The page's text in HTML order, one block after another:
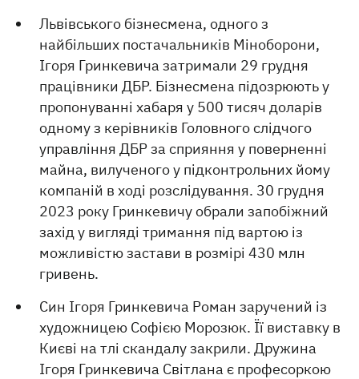
Львівського бізнесмена, одного з
найбільших постачальників Міноборони,
Ігоря Гринкевича затримали 29 грудня
працівники ДБР. Бізнесмена підозрюють у
пропонуванні хабаря у 500 тисяч доларів
одному з керівників Головного слідчого
управління ДБР за сприяння у поверненні
майна, вилученого у підконтрольних йому
компаній в ході розслідування. 30 грудня
2023 року Гринкевичу обрали запобіжний
захід у вигляді тримання під вартою із
можливістю застави в розмірі 430 млн
гривень.
Син Ігоря Гринкевича Роман заручений із
художницею Софією Морозюк. Її виставку в
Києві на тлі скандалу закрили. Дружина
Ігоря Гринкевича Світлана є професоркою